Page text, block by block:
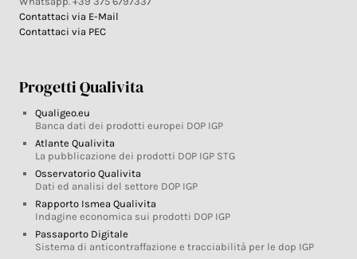
Contattaci via E-Mail
Contattaci via PEC
Progetti Qualivita
Qualigeo.eu
Banca dati dei prodotti europei DOP IGP
Atlante Qualivita
La pubblicazione dei prodotti DOP IGP STG
Osservatorio Qualivita
Dati ed analisi del settore DOP IGP
Rapporto Ismea Qualivita
Indagine economica sui prodotti DOP IGP
Passaporto Digitale
Sistema di anticontraffazione e tracciabilità per le dop IGP